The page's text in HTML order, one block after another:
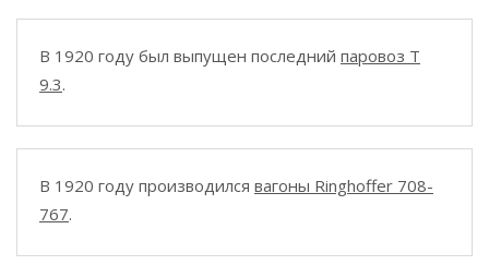
В 1920 году был выпущен последний паровоз T
9.3.
В 1920 году производился вагоны Ringhoffer 708-
767.